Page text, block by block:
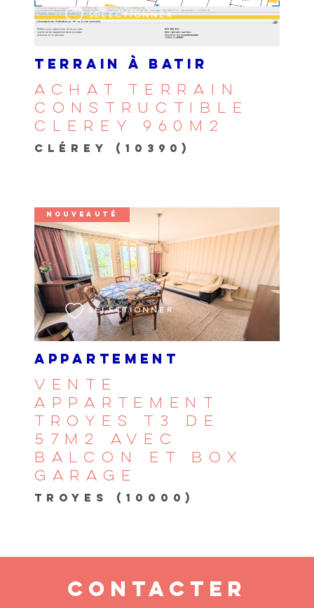
TERRAIN À BATIR
ACHAT TERRAIN
CONSTRUCTIBLE
CLEREY 960M2
CLÉREY (10390)
SÉLECTIONNER
APPARTEMENT
VENTE
APPARTEMENT
TROYES T3 DE
57M2 AVEC
BALCON ET BOX
GARAGE
TROYES (10000)
NOUVEAUTÉ
SÉLECTIONNER
VOIR LE BIEN
CONTACTER